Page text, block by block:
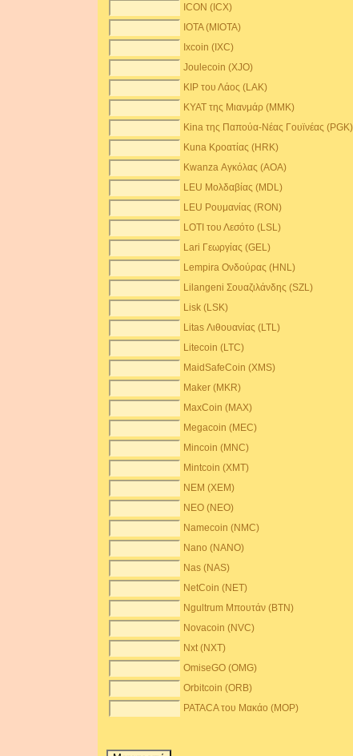
ICON (ICX)
IOTA (MIOTA)
Ixcoin (IXC)
Joulecoin (XJO)
KIP του Λάος (LAK)
KYAT της Μιανμάρ (MMK)
Kina της Παπούα-Νέας Γουϊνέας (PGK)
Kuna Κροατίας (HRK)
Kwanza Αγκόλας (AOA)
LEU Μολδαβίας (MDL)
LEU Ρουμανίας (RON)
LOTI του Λεσότο (LSL)
Lari Γεωργίας (GEL)
Lempira Ονδούρας (HNL)
Lilangeni Σουαζιλάνδης (SZL)
Lisk (LSK)
Litas Λιθουανίας (LTL)
Litecoin (LTC)
MaidSafeCoin (XMS)
Maker (MKR)
MaxCoin (MAX)
Megacoin (MEC)
Mincoin (MNC)
Mintcoin (XMT)
NEM (XEM)
NEO (NEO)
Namecoin (NMC)
Nano (NANO)
Nas (NAS)
NetCoin (NET)
Ngultrum Μπουτάν (BTN)
Novacoin (NVC)
Nxt (NXT)
OmiseGO (OMG)
Orbitcoin (ORB)
PATACA του Μακάο (MOP)